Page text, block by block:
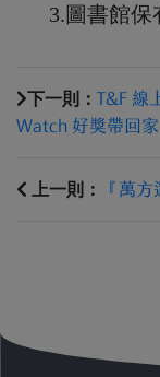
3.圖書
下一則： T&F 線
Watch 好獎帶回
上一則： 『萬